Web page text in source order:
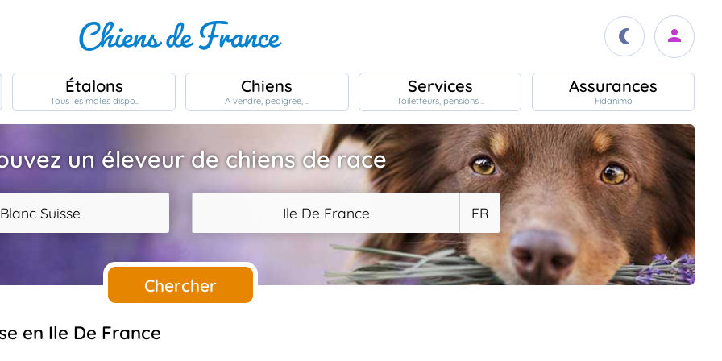
Étalons
Tous les mâles dispo..
Chiens
A vendre, pedigree, ..
Services
Toiletteurs, pensions ..
Assurances
Fidanimo
un éleveur de chiens de race
Suisse Ile De France FR
Chercher
en Ile De France